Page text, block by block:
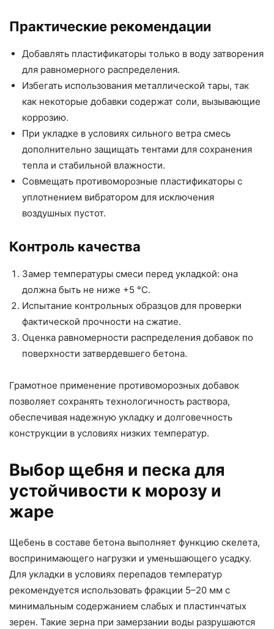
Практические рекомендации
Добавлять пластификаторы только в воду затворения
для равномерного распределения.
Избегать использования металлической тары, так
как некоторые добавки содержат соли, вызывающие
коррозию.
При укладке в условиях сильного ветра смесь
дополнительно защищать тентами для сохранения
тепла и стабильной влажности.
Совмещать противоморозные пластификаторы с
уплотнением вибратором для исключения
воздушных пустот.
Контроль качества
Замер температуры смеси перед укладкой: она
должна быть не ниже +5 °C.
Испытание контрольных образцов для проверки
фактической прочности на сжатие.
Оценка равномерности распределения добавок по
поверхности затвердевшего бетона.
Грамотное применение противоморозных добавок
позволяет сохранять технологичность раствора,
обеспечивая надежную укладку и долговечность
конструкции в условиях низких температур.
Выбор щебня и песка для
устойчивости к морозу и
жаре
Щебень в составе бетона выполняет функцию скелета,
воспринимающего нагрузки и уменьшающего усадку.
Для укладки в условиях перепадов температур
рекомендуется использовать фракции 5–20 мм с
минимальным содержанием слабых и пластинчатых
зерен. Такие зерна при замерзании воды разрушаются